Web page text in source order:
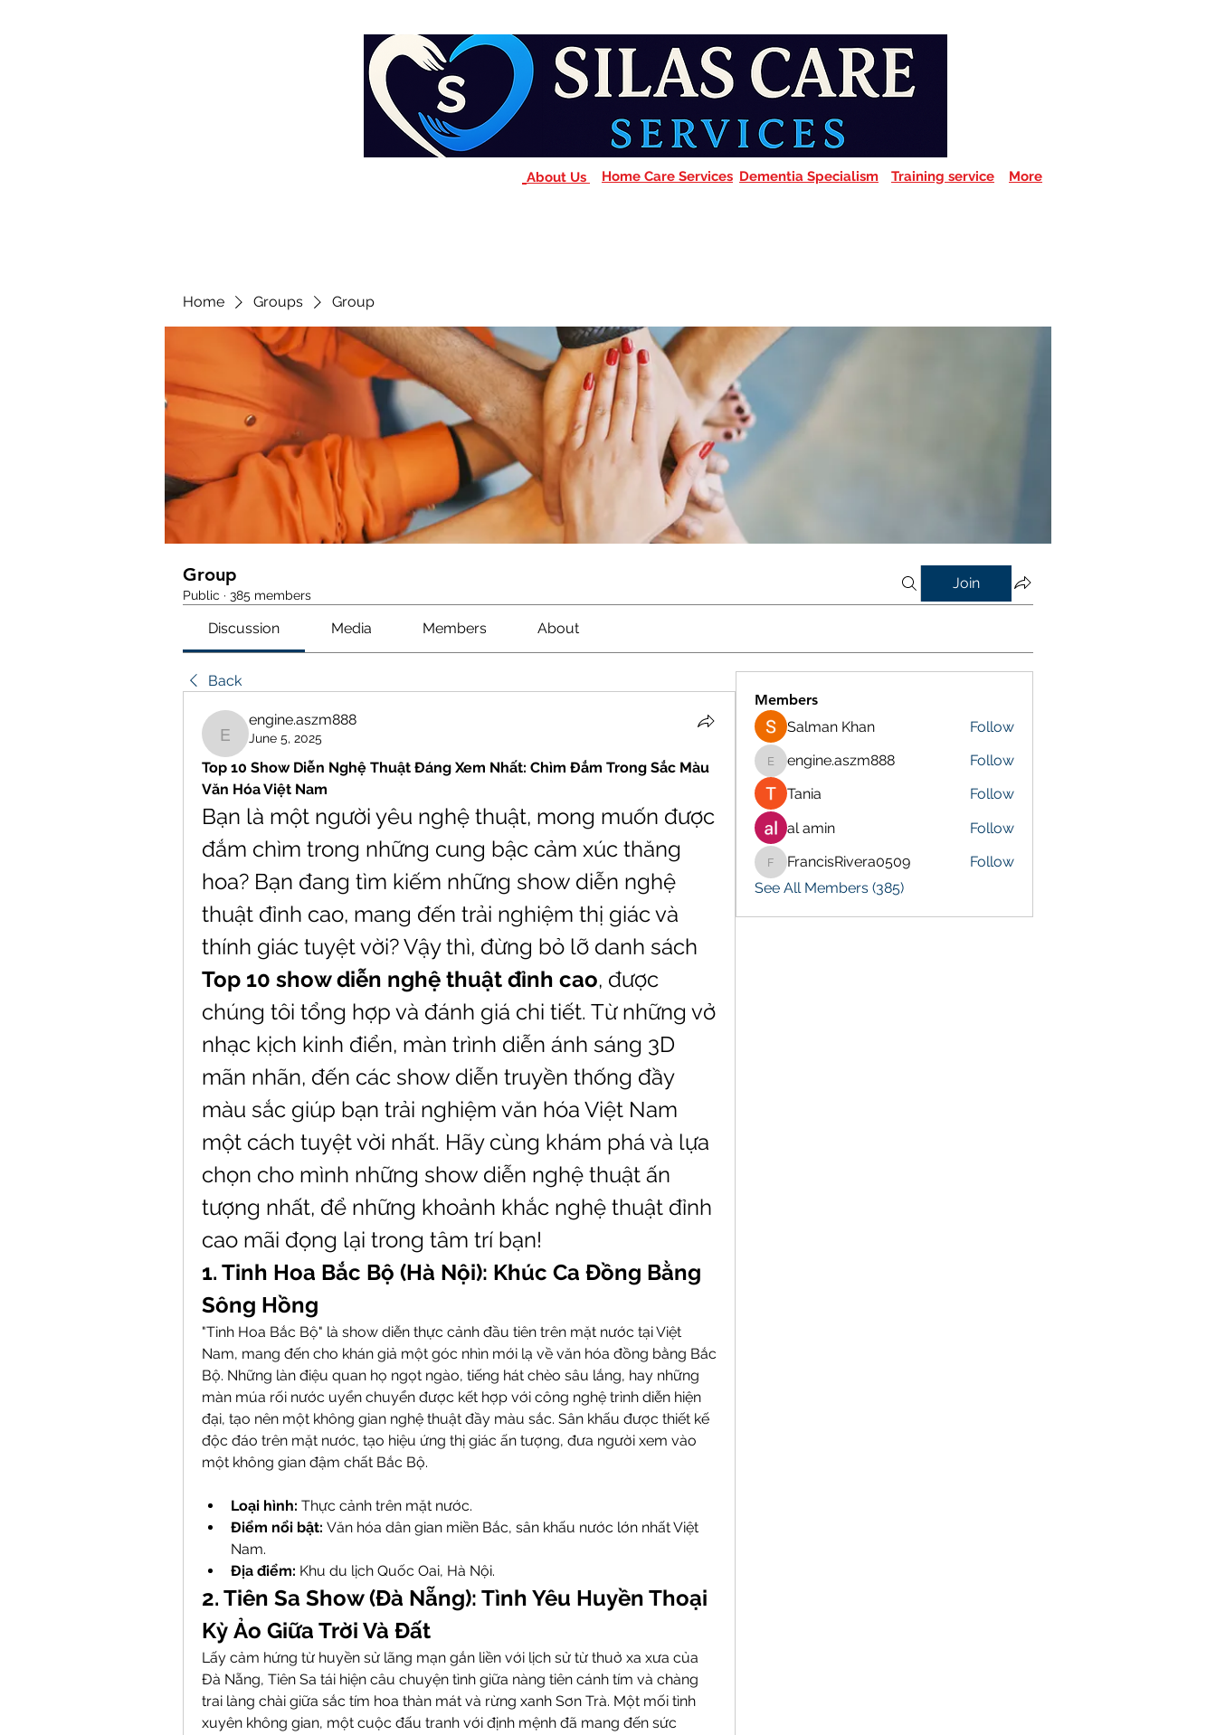
About Us Home Care Services Dementia Specialism Training service More
Home Groups Group
Group
Public · 385 members
Join
Discussion Media Members About
Back
engine.aszm888
engine.aszm888
June 5, 2025
Top 10 Show Diễn Nghệ Thuật Đáng Xem Nhất: Chìm Đắm Trong Sắc Màu
Văn Hóa Việt Nam
Bạn là một người yêu nghệ thuật, mong muốn được
đắm chìm trong những cung bậc cảm xúc thăng
hoa? Bạn đang tìm kiếm những show diễn nghệ
thuật đỉnh cao, mang đến trải nghiệm thị giác và
Top 10 show diễn nghệ thuật đỉnh cao, được
chúng tôi tổng hợp và đánh giá chi tiết. Từ những vở
nhạc kịch kinh điển, màn trình diễn ánh sáng 3D
mãn nhãn, đến các show diễn truyền thống đầy
màu sắc giúp bạn trải nghiệm văn hóa Việt Nam
một cách tuyệt vời nhất. Hãy cùng khám phá và lựa
chọn cho mình những show diễn nghệ thuật ấn
tượng nhất, để những khoảnh khắc nghệ thuật đỉnh
cao mãi đọng lại trong tâm trí bạn!
1. Tinh Hoa Bắc Bộ (Hà Nội): Khúc Ca Đồng Bằng
Sông Hồng
"Tinh Hoa Bắc Bộ" là show diễn thực cảnh đầu tiên trên mặt nước tại Việt
Nam, mang đến cho khán giả một góc nhìn mới lạ về văn hóa đồng bằng Bắc
Bộ. Những làn điệu quan họ ngọt ngào, tiếng hát chèo sâu lắng, hay những
màn múa rối nước uyển chuyển được kết hợp với công nghệ trình diễn hiện
đại, tạo nên một không gian nghệ thuật đầy màu sắc. Sân khấu được thiết kế
độc đáo trên mặt nước, tạo hiệu ứng thị giác ấn tượng, đưa người xem vào
một không gian đậm chất Bắc Bộ.
Loại hình: Thực cảnh trên mặt nước.
Điểm nổi bật: Văn hóa dân gian miền Bắc, sân khấu nước lớn nhất Việt
Nam.
Địa điểm: Khu du lịch Quốc Oai, Hà Nội.
2. Tiên Sa Show (Đà Nẵng): Tình Yêu Huyền Thoại
Kỳ Ảo Giữa Trời Và Đất
Lấy cảm hứng từ huyền sử lãng mạn gắn liền với lịch sử từ thuở xa xưa của
Đà Nẵng, Tiên Sa tái hiện câu chuyện tình giữa nàng tiên cánh tím và chàng
trai làng chài giữa sắc tím hoa thàn mát và rừng xanh Sơn Trà. Một mối tình
xuyên không gian, một cuộc đấu tranh với định mệnh đã mang đến sức
Members
Salman Khan
Follow
engine.aszm888
engine.aszm888
Follow
Tania
Follow
al amin
Follow
FrancisRivera0509
FrancisRivera0509
Follow
See All Members (385)